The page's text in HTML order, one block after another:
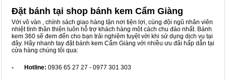
Đặt bánh tại shop bánh kem Cẩm Giàng
Với vô vàn , chính sách giao hàng tận nơi tiện lợi, cùng đội ngũ nhân viên
nhiệt tình thân thiện luôn hỗ trợ khách hàng một cách chu đáo nhất. Bánh
kem 360 sẽ đem đến cho bạn trải nghiệm tuyệt vời khi sử dụng dịch vụ tại
đây. Hãy nhanh tay đặt bánh kem Cẩm Giàng với nhiều ưu đãi hấp dẫn tại
cửa hàng chúng tôi qua:
- Hotline: 0936 65 27 27 - 0977 301 303